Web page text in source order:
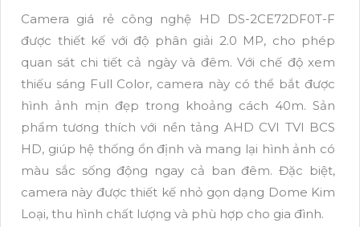
Camera giá rẻ công nghệ HD DS-2CE72DF0T-F
được thiết kế với độ phân giải 2.0 MP, cho phép
quan sát chi tiết cả ngày và đêm. Với chế độ xem
thiếu sáng Full Color, camera này có thể bắt được
hình ảnh mịn đẹp trong khoảng cách 40m. Sản
phẩm tương thích với nền tảng AHD CVI TVI BCS
HD, giúp hệ thống ổn định và mang lại hình ảnh có
màu sắc sống động ngay cả ban đêm. Đặc biệt,
camera này được thiết kế nhỏ gọn dạng Dome Kim
Loại, thu hình chất lượng và phù hợp cho gia đình.